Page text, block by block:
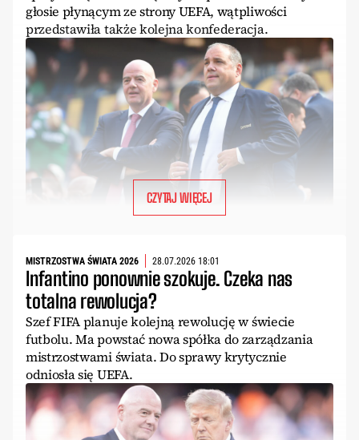
głosie płynącym ze strony UEFA, wątpliwości
przedstawiła także kolejna konfederacja.
CZYTAJ WIĘCEJ
MISTRZOSTWA ŚWIATA 2026 28.07.2026 18:01
Infantino ponownie szokuje. Czeka nas
totalna rewolucja?
Szef FIFA planuje kolejną rewolucję w świecie
futbolu. Ma powstać nowa spółka do zarządzania
mistrzostwami świata. Do sprawy krytycznie
odniosła się UEFA.